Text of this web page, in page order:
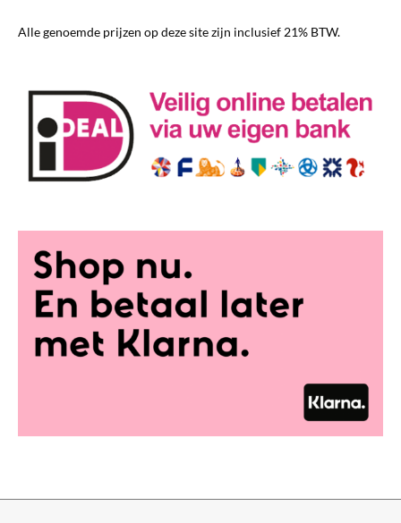
Alle genoemde prijzen op deze site zijn inclusief 21% BTW.